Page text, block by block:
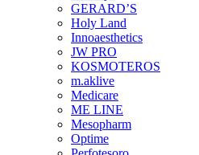
GERARD’S
Holy Land
Innoaesthetics
JW PRO
KOSMOTEROS
m.aklive
Medicare
ME LINE
Mesopharm
Optime